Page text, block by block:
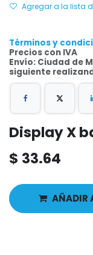
Agregar a la lista
Términos y
Precios con IVA
Envío: Ciudad de
siguiente
Display X
$ 33.64
AÑADIR